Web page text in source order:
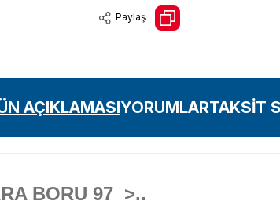
Paylaş
AÇIKLAMASIYORUMLARTAKSİT
BORU 97 >..